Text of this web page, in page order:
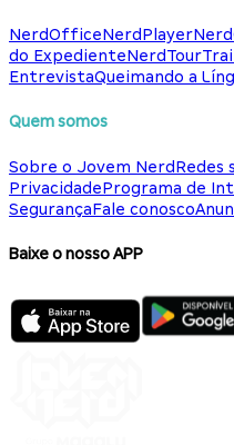
NerdOfficeNerdPlayer
do ExpedienteNerdTour
EntrevistaQueimando a
Quem somos
Sobre o Jovem NerdRedes
PrivacidadePrograma de
SegurançaFale conosco
Baixe o nosso APP